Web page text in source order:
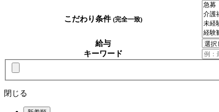
こだわり条件 (完全一致)
給与
キーワード
閉じる